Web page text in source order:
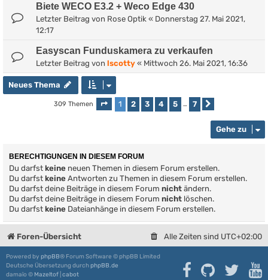
Biete WECO E3.2 + Weco Edge 430
Letzter Beitrag von Rose Optik « Donnerstag 27. Mai 2021,
12:17
Easyscan Funduskamera zu verkaufen
Letzter Beitrag von lscotty « Mittwoch 26. Mai 2021, 16:36
Neues Thema
309 Themen Seite 1von
1 2 3 4 5 … 7
Gehe zu
BERECHTIGUNGEN IN DIESEM FORUM
Du darfst keine neuen Themen in diesem Forum erstellen.
Du darfst keine Antworten zu Themen in diesem Forum erstellen.
Du darfst deine Beiträge in diesem Forum nicht ändern.
Du darfst deine Beiträge in diesem Forum nicht löschen.
Du darfst keine Dateianhänge in diesem Forum erstellen.
Foren-Übersicht Alle Zeiten sind UTC+02:00
Powered by phpBB® Forum Software © phpBB Limited
Deutsche Übersetzung durchphpBB.de
damaïo © Mazeltof cabot